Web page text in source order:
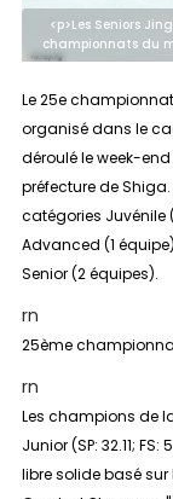
<p>Les Seniors
championnats du
Le 25e
organisé dans le
déroulé le week-
préfecture de
catégories Juvénile
Advanced (1
Senior (2 équipes).
rn
25ème
rn
Les champions de
Junior (SP: 32.11;
libre solide basé sur